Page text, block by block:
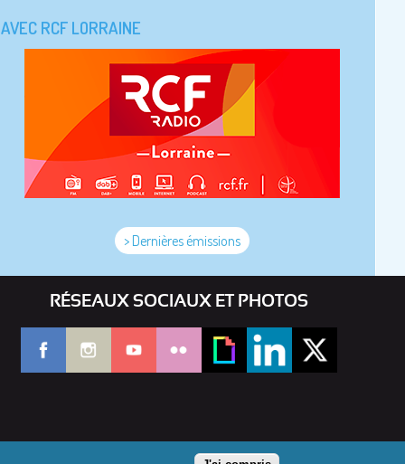
AVEC RCF LORRAINE
> Dernières émissions
RÉSEAUX SOCIAUX ET PHOTOS